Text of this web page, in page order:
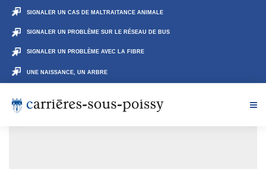
SIGNALER UN CAS DE MALTRAITANCE ANIMALE
SIGNALER UN PROBLÈME SUR LE RÉSEAU DE BUS
SIGNALER UN PROBLÈME AVEC LA FIBRE
UNE NAISSANCE, UN ARBRE